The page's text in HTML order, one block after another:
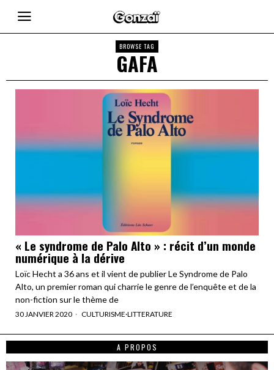
BROWSE TAG
GAFA
« Le syndrome de Palo Alto » : récit d’un monde
numérique à la dérive
Loïc Hecht a 36 ans et il vient de publier Le Syndrome de Palo
Alto, un premier roman qui charrie le genre de l’enquête et de la
non-fiction sur le thème de
30 JANVIER 2020 CULTURISME·LITTERATURE
A PROPOS